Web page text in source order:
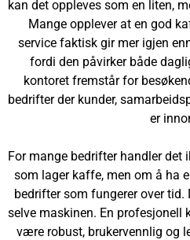
kan det oppleves som en liten,
Mange opplever at en god
service faktisk gir mer igjen
fordi den påvirker både
kontoret fremstår for
bedrifter der kunder,
er
For mange bedrifter handler det
som lager kaffe, men om å ha
bedrifter som fungerer over
selve maskinen. En
være robust, brukervennlig og